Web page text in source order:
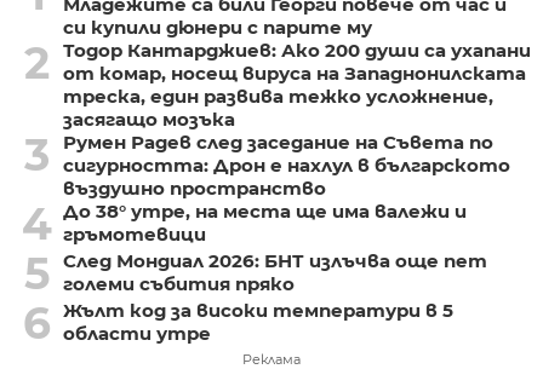
си купили дюнери с парите му
2
Тодор Кантарджиев: Ако 200 души са ухапани
от комар, носещ вируса на Западнонилската
треска, един развива тежко усложнение,
засягащо мозъка
3
Румен Радев след заседание на Съвета по
сигурността: Дрон е нахлул в българското
въздушно пространство
4 До 38° утре, на места ще има валежи и
гръмотевици
5 След Мондиал 2026: БНТ излъчва още пет
големи събития пряко
6 Жълт код за високи температури в 5
области утре
Реклама